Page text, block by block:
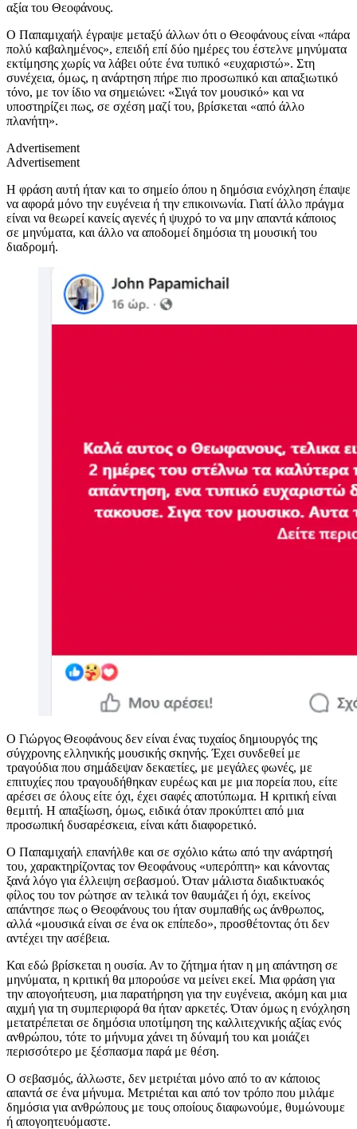
αξία του Θεοφάνους.
Ο Παπαμιχαήλ έγραψε μεταξύ άλλων ότι ο Θεοφάνους είναι «πάρα
πολύ καβαλημένος», επειδή επί δύο ημέρες του έστελνε μηνύματα
εκτίμησης χωρίς να λάβει ούτε ένα τυπικό «ευχαριστώ». Στη
συνέχεια, όμως, η ανάρτηση πήρε πιο προσωπικό και απαξιωτικό
τόνο, με τον ίδιο να σημειώνει: «Σιγά τον μουσικό» και να
υποστηρίζει πως, σε σχέση μαζί του, βρίσκεται «από άλλο
πλανήτη».
Advertisement
Advertisement
Η φράση αυτή ήταν και το σημείο όπου η δημόσια ενόχληση έπαψε
να αφορά μόνο την ευγένεια ή την επικοινωνία. Γιατί άλλο πράγμα
είναι να θεωρεί κανείς αγενές ή ψυχρό το να μην απαντά κάποιος
σε μηνύματα, και άλλο να αποδομεί δημόσια τη μουσική του
διαδρομή.
Ο Γιώργος Θεοφάνους δεν είναι ένας τυχαίος δημιουργός της
σύγχρονης ελληνικής μουσικής σκηνής. Έχει συνδεθεί με
τραγούδια που σημάδεψαν δεκαετίες, με μεγάλες φωνές, με
επιτυχίες που τραγουδήθηκαν ευρέως και με μια πορεία που, είτε
αρέσει σε όλους είτε όχι, έχει σαφές αποτύπωμα. Η κριτική είναι
θεμιτή. Η απαξίωση, όμως, ειδικά όταν προκύπτει από μια
προσωπική δυσαρέσκεια, είναι κάτι διαφορετικό.
Ο Παπαμιχαήλ επανήλθε και σε σχόλιο κάτω από την ανάρτησή
του, χαρακτηρίζοντας τον Θεοφάνους «υπερόπτη» και κάνοντας
ξανά λόγο για έλλειψη σεβασμού. Όταν μάλιστα διαδικτυακός
φίλος του τον ρώτησε αν τελικά τον θαυμάζει ή όχι, εκείνος
απάντησε πως ο Θεοφάνους του ήταν συμπαθής ως άνθρωπος,
αλλά «μουσικά είναι σε ένα οκ επίπεδο», προσθέτοντας ότι δεν
αντέχει την ασέβεια.
Και εδώ βρίσκεται η ουσία. Αν το ζήτημα ήταν η μη απάντηση σε
μηνύματα, η κριτική θα μπορούσε να μείνει εκεί. Μια φράση για
την απογοήτευση, μια παρατήρηση για την ευγένεια, ακόμη και μια
αιχμή για τη συμπεριφορά θα ήταν αρκετές. Όταν όμως η ενόχληση
μετατρέπεται σε δημόσια υποτίμηση της καλλιτεχνικής αξίας ενός
ανθρώπου, τότε το μήνυμα χάνει τη δύναμή του και μοιάζει
περισσότερο με ξέσπασμα παρά με θέση.
Ο σεβασμός, άλλωστε, δεν μετριέται μόνο από το αν κάποιος
απαντά σε ένα μήνυμα. Μετριέται και από τον τρόπο που μιλάμε
δημόσια για ανθρώπους με τους οποίους διαφωνούμε, θυμώνουμε
ή απογοητευόμαστε.